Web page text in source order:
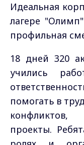
Идеальная
лагере
профильная
18 дней 320
учились
помогать в
проекты.